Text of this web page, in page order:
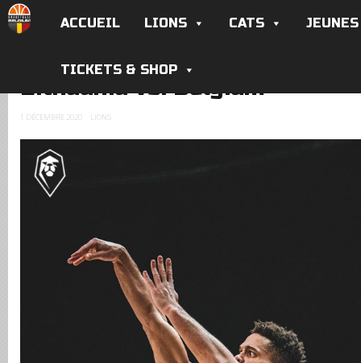
ACCUEIL LIONS CATS JEUNES
TICKETS & SHOP
Lithuania vs. Belgium
1 DÉCEMBRE 2020 LIONS